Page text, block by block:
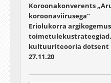
Koroonakonverents
koroonaviirusega“
Eriolukorra
kultuuriteooria dotsent
27.11.20